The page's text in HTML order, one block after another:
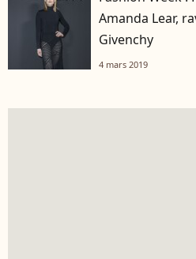
Amanda Lear,
Givenchy
4 mars 2019